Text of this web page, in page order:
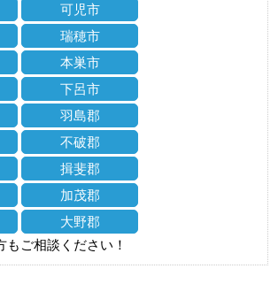
可児市
瑞穂市
本巣市
下呂市
羽島郡
不破郡
揖斐郡
加茂郡
大野郡
もご相談ください！